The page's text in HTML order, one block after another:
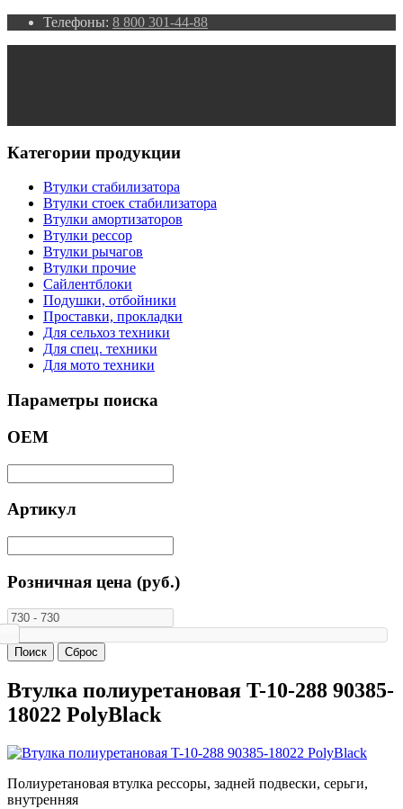
Телефоны: 8 800 301-44-88
Категории продукции
Втулки стабилизатора
Втулки стоек стабилизатора
Втулки амортизаторов
Втулки рессор
Втулки рычагов
Втулки прочие
Сайлентблоки
Подушки, отбойники
Проставки, прокладки
Для сельхоз техники
Для спец. техники
Для мото техники
Параметры поиска
ОЕМ
Артикул
Розничная цена (руб.)
Втулка полиуретановая T-10-288 90385-
18022 PolyBlack
Полиуретановая втулка рессоры, задней подвески, серьги,
внутренняя